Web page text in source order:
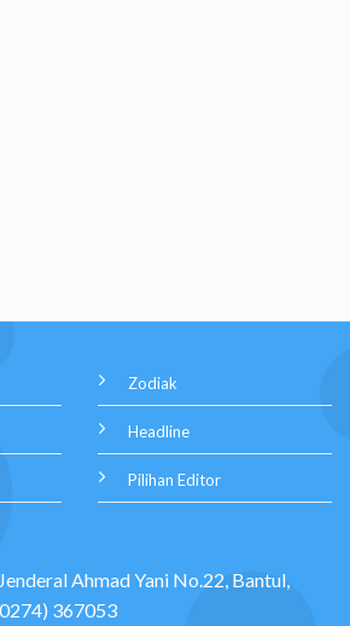
Zodiak
Headline
Pilihan Editor
Ahmad Yani No.22, Bantul,
367053